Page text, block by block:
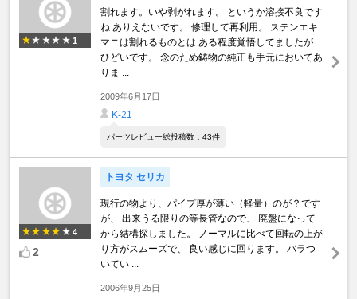
1
割れます。いや剥がれます。 というか溶接不良です
ね ありえないです。 修理して再利用。 ステンエキ
マニは割れるものとは ある程度覚悟してましたが
ひどいです。 念のため鋳物の純正も手元においてあ
りま ...
2009年6月17日
K-21
パーツレビュー総投稿数：43件
4
2
トヨタ セリカ
現行の物より、パイプ厚が薄い（軽量）のが？です
が、 出来うる限りの等長管なので、 廃盤になって
から結構探しました。 ノーマルに比べて回転の上が
り方がスムーズで、 良い感じに回ります。 バラつ
いてい ...
2006年9月25日